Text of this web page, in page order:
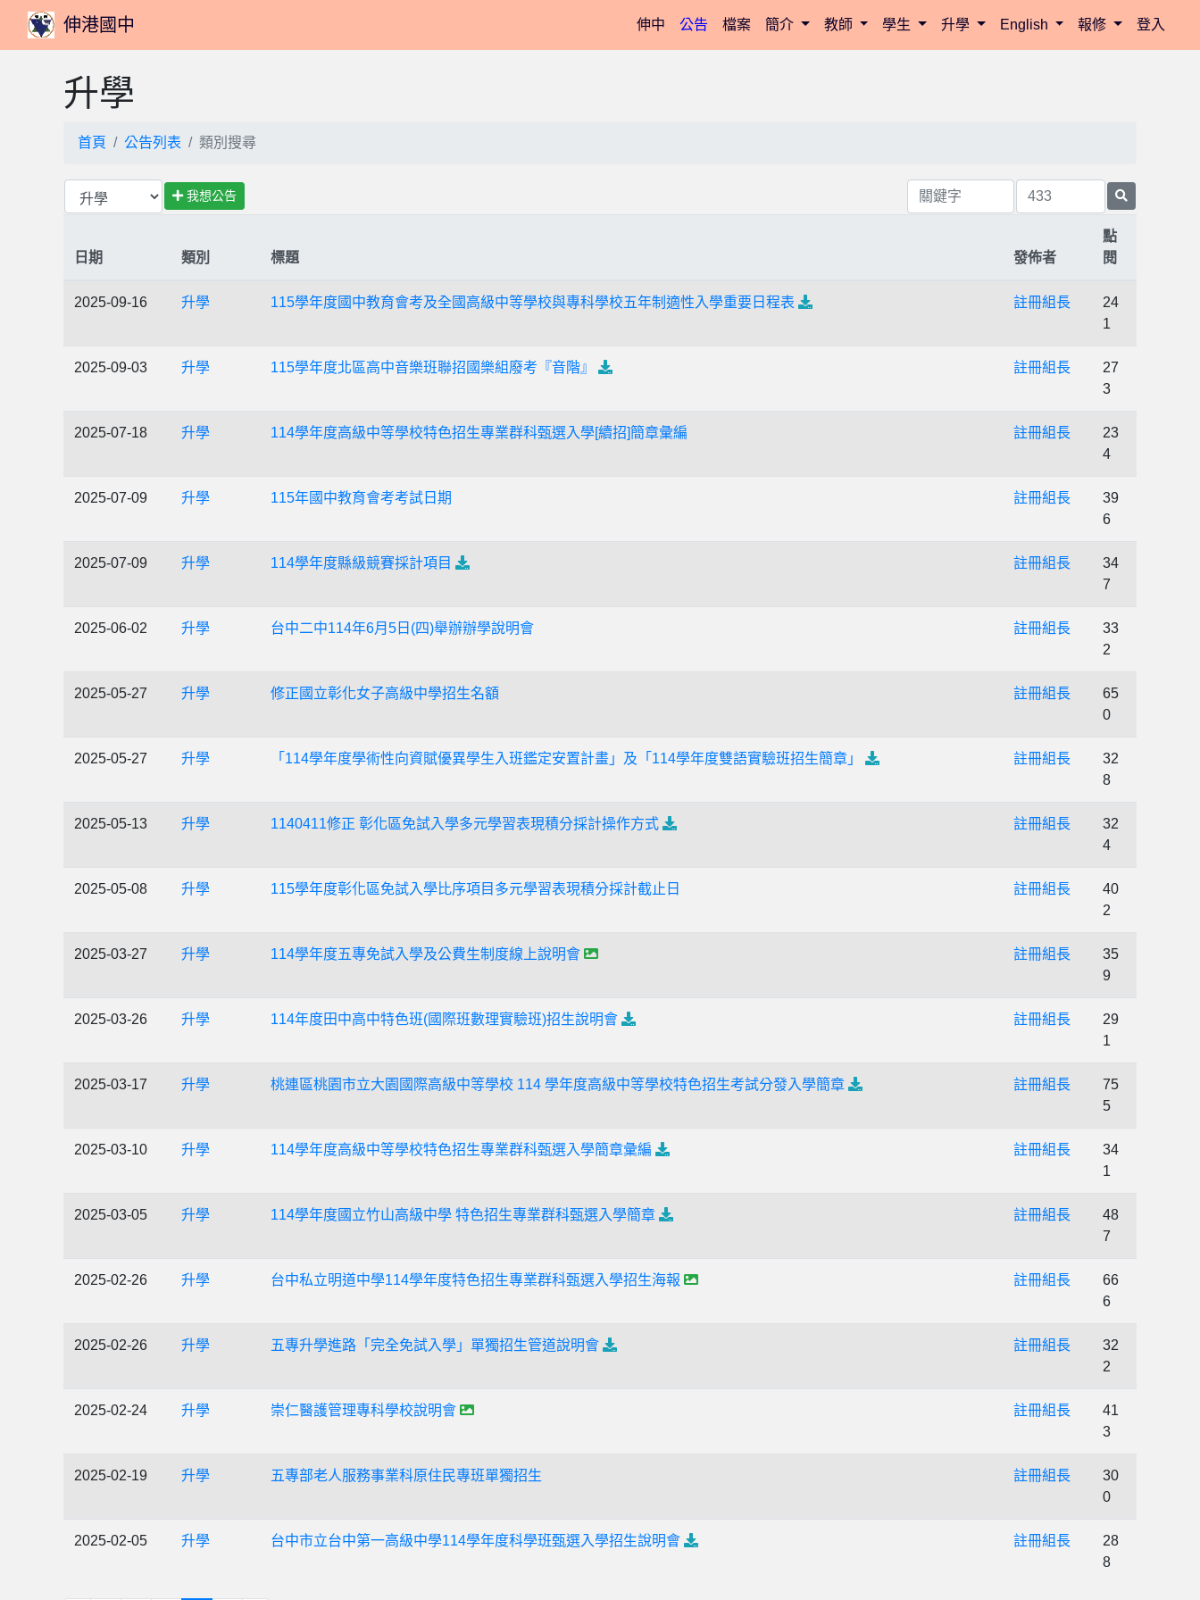
伸港國中 伸中(current)
公告 檔案 簡介 教師 學生 升學 English 報修 登入
升學
首頁 公告列表 類別搜尋
我想公告
日期 類別 標題 發佈者
點
閱
2025-09-16 升學 115學年度國中教育會考及全國高級中等學校與專科學校五年制適性入學重要日程表 註冊組長
24
1
2025-09-03 升學 115學年度北區高中音樂班聯招國樂組廢考『音階』 註冊組長
27
3
2025-07-18 升學 114學年度高級中等學校特色招生專業群科甄選入學[續招]簡章彙編 註冊組長
23
4
2025-07-09 升學 115年國中教育會考考試日期 註冊組長
39
6
2025-07-09 升學 114學年度縣級競賽採計項目 註冊組長
34
7
2025-06-02 升學 台中二中114年6月5日(四)舉辦辦學說明會 註冊組長
33
2
2025-05-27 升學 修正國立彰化女子高級中學招生名額 註冊組長
65
0
2025-05-27 升學 「114學年度學術性向資賦優異學生入班鑑定安置計畫」及「114學年度雙語實驗班招生簡章」 註冊組長
32
8
2025-05-13 升學 1140411修正 彰化區免試入學多元學習表現積分採計操作方式 註冊組長
32
4
2025-05-08 升學 115學年度彰化區免試入學比序項目多元學習表現積分採計截止日 註冊組長
40
2
2025-03-27 升學 114學年度五專免試入學及公費生制度線上說明會 註冊組長
35
9
2025-03-26 升學 114年度田中高中特色班(國際班數理實驗班)招生說明會 註冊組長
29
1
2025-03-17 升學 桃連區桃園市立大園國際高級中等學校 114 學年度高級中等學校特色招生考試分發入學簡章 註冊組長
75
5
2025-03-10 升學 114學年度高級中等學校特色招生專業群科甄選入學簡章彙編 註冊組長
34
1
2025-03-05 升學 114學年度國立竹山高級中學 特色招生專業群科甄選入學簡章 註冊組長
48
7
2025-02-26 升學 台中私立明道中學114學年度特色招生專業群科甄選入學招生海報 註冊組長
66
6
2025-02-26 升學 五專升學進路「完全免試入學」單獨招生管道說明會 註冊組長
32
2
2025-02-24 升學 崇仁醫護管理專科學校說明會 註冊組長
41
3
2025-02-19 升學 五專部老人服務事業科原住民專班單獨招生 註冊組長
30
0
2025-02-05 升學 台中市立台中第一高級中學114學年度科學班甄選入學招生說明會 註冊組長
28
8